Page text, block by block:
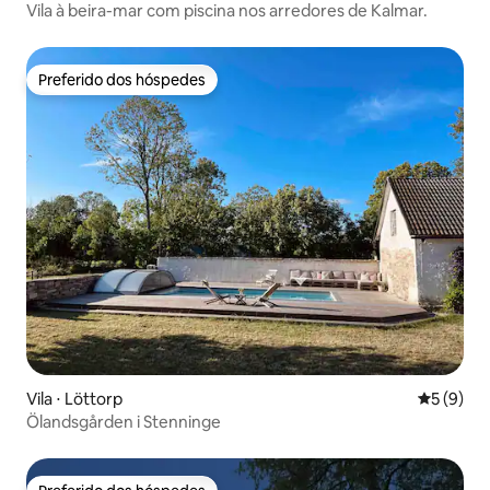
Vila à beira-mar com piscina nos arredores de Kalmar.
Preferido dos hóspedes
Preferido dos hóspedes
Vila ⋅ Löttorp 5 de
5 (9)
Ölandsgården i Stenninge